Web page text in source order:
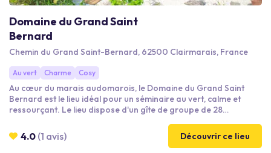
Domaine du Grand Saint
Bernard
Chemin du Grand Saint-Bernard, 62500 Clairmarais, France
Au vert Charme Cosy
Au cœur du marais audomarois, le Domaine du Grand Saint
Bernard est le lieu idéal pour un séminaire au vert, calme et
ressourçant. Le lieu dispose d'un gîte de groupe de 28
de réunion, d'un estaminet au bord de l'eau (à 300 mètres), ainsi
que d'une large carte d'activités afin de découvrir le marais, de
4.0 (1 avis) Découvrir ce lieu